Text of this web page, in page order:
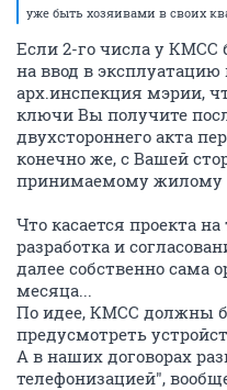
уже быть хозяивами в своих
Если 2-го числа у КМСС
на ввод в
арх.инспекция мэрии,
ключи Вы получите
двухстороннего акта
конечно же, с Вашей
принимаемому
Что касается проекта
разработка и
далее собственно сама
месяца...
По идее, КМСС должны
предусмотреть
А в наших договорах
телефонизацией",